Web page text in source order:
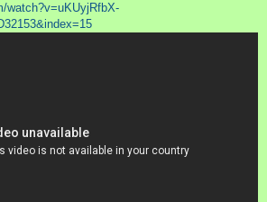
watch?v=uKUyjRfbX-